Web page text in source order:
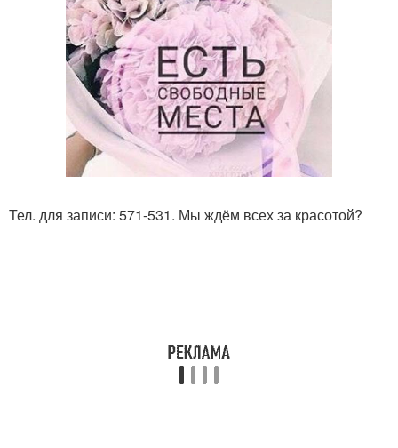
Тел. для записи: 571-531. Мы ждём всех за красотой?